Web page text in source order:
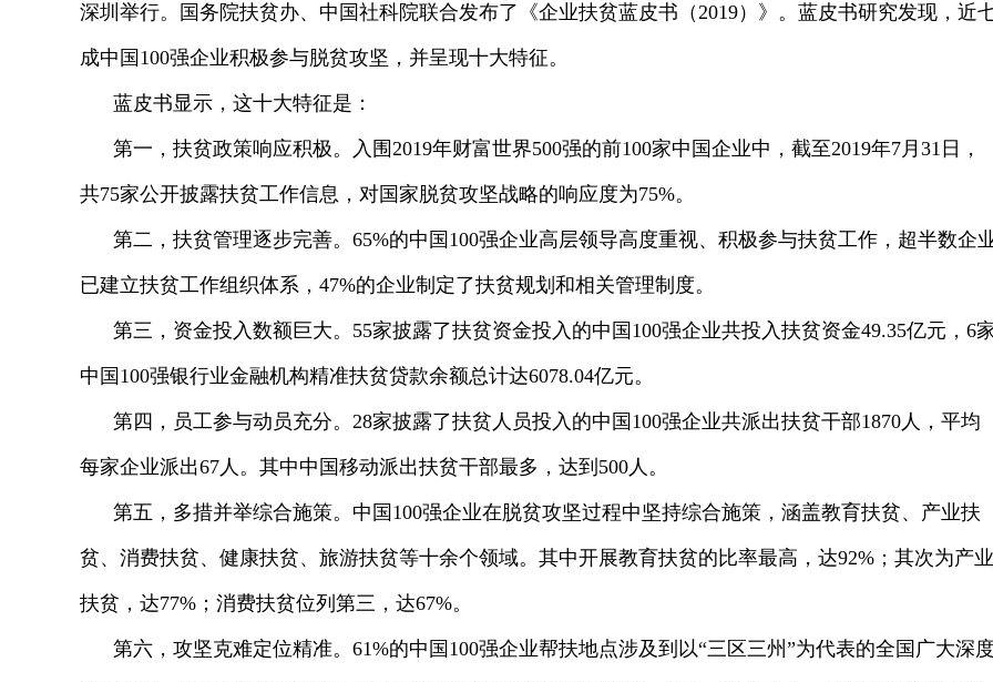
深圳举行。国务院扶贫办、中国社科院联合发布了《企业扶贫蓝皮书（2019）》。蓝皮书研究发现，近
成中国100强企业积极参与脱贫攻坚，并呈现十大特征。
蓝皮书显示，这十大特征是：
第一，扶贫政策响应积极。入围2019年财富世界500强的前100家中国企业中，截至2019年7月31日，
共75家公开披露扶贫工作信息，对国家脱贫攻坚战略的响应度为75%。
第二，扶贫管理逐步完善。65%的中国100强企业高层领导高度重视、积极参与扶贫工作，超半数企
已建立扶贫工作组织体系，47%的企业制定了扶贫规划和相关管理制度。
第三，资金投入数额巨大。55家披露了扶贫资金投入的中国100强企业共投入扶贫资金49.35亿元，6
中国100强银行业金融机构精准扶贫贷款余额总计达6078.04亿元。
第四，员工参与动员充分。28家披露了扶贫人员投入的中国100强企业共派出扶贫干部1870人，平均
每家企业派出67人。其中中国移动派出扶贫干部最多，达到500人。
第五，多措并举综合施策。中国100强企业在脱贫攻坚过程中坚持综合施策，涵盖教育扶贫、产业扶
贫、消费扶贫、健康扶贫、旅游扶贫等十余个领域。其中开展教育扶贫的比率最高，达92%；其次为产业
扶贫，达77%；消费扶贫位列第三，达67%。
第六，攻坚克难定位精准。61%的中国100强企业帮扶地点涉及到以“三区三州”为代表的全国广大深